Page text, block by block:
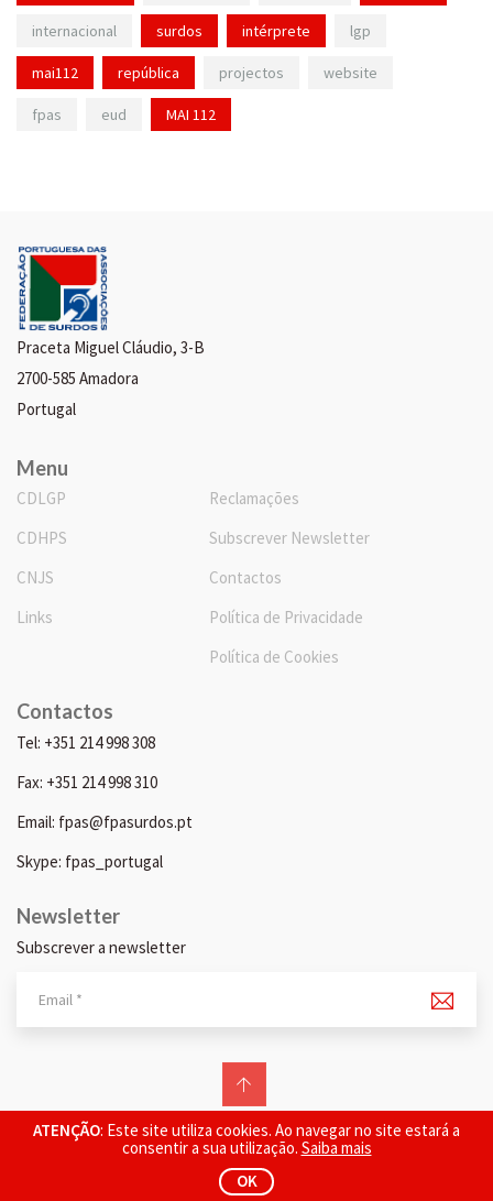
ATENÇÃO: Este site utiliza cookies. Ao navegar no site estará a
consentir a sua utilização. Saiba mais
OK
internacional surdos intérprete lgp
mai112 república projectos website
fpas eud MAI 112
Praceta Miguel Cláudio, 3-B
2700-585 Amadora
Portugal
Menu
CDLGP
CDHPS
CNJS
Links
Reclamações
Subscrever Newsletter
Contactos
Política de Privacidade
Política de Cookies
Contactos
Tel: +351 214 998 308
Fax: +351 214 998 310
Email: fpas@fpasurdos.pt
Skype: fpas_portugal
Newsletter
Subscrever a newsletter
© 2026 FPAS. Todos os direitos reservados.